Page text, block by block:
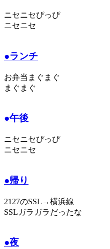
ニセニセぴっぴ
ニセニセ
●ランチ
お弁当まぐまぐ
まぐまぐ
●午後
ニセニセぴっぴ
ニセニセ
●帰り
2127のSSL→横浜線
SSLガラガラだったな
●夜